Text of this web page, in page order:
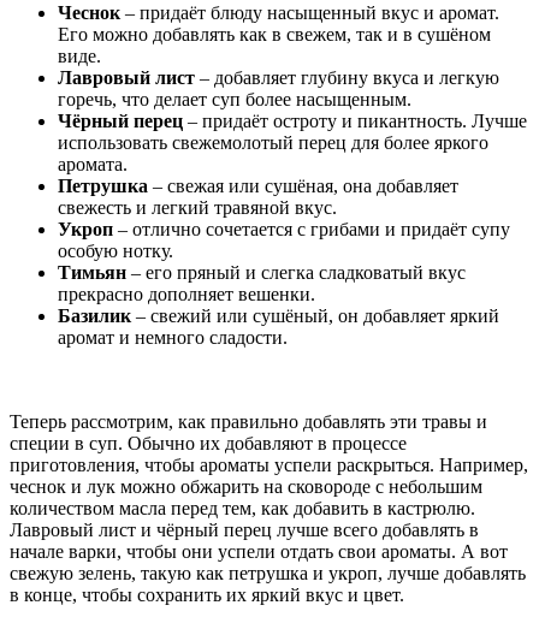
Чеснок – придаёт блюду насыщенный вкус и аромат.
Его можно добавлять как в свежем, так и в сушёном
виде.
Лавровый лист – добавляет глубину вкуса и легкую
горечь, что делает суп более насыщенным.
Чёрный перец – придаёт остроту и пикантность. Лучше
использовать свежемолотый перец для более яркого
аромата.
Петрушка – свежая или сушёная, она добавляет
свежесть и легкий травяной вкус.
Укроп – отлично сочетается с грибами и придаёт супу
особую нотку.
Тимьян – его пряный и слегка сладковатый вкус
прекрасно дополняет вешенки.
Базилик – свежий или сушёный, он добавляет яркий
аромат и немного сладости.
Теперь рассмотрим, как правильно добавлять эти травы и
специи в суп. Обычно их добавляют в процессе
приготовления, чтобы ароматы успели раскрыться. Например,
чеснок и лук можно обжарить на сковороде с небольшим
количеством масла перед тем, как добавить в кастрюлю.
Лавровый лист и чёрный перец лучше всего добавлять в
начале варки, чтобы они успели отдать свои ароматы. А вот
свежую зелень, такую как петрушка и укроп, лучше добавлять
в конце, чтобы сохранить их яркий вкус и цвет.